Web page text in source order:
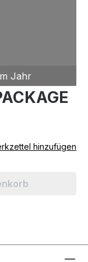
Jahr
hinzufügen